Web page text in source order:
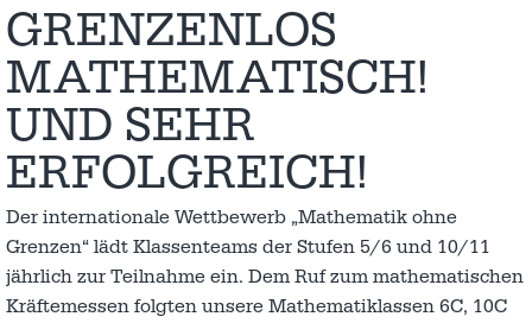
GRENZENLOS
MATHEMATISCH!
UND SEHR
ERFOLGREICH!
Der internationale Wettbewerb „Mathematik ohne
Grenzen“ lädt Klassenteams der Stufen 5/6 und 10/11
jährlich zur Teilnahme ein. Dem Ruf zum mathematischen
Kräftemessen folgten unsere Mathematiklassen 6C, 10C